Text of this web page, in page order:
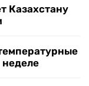
Казахстану